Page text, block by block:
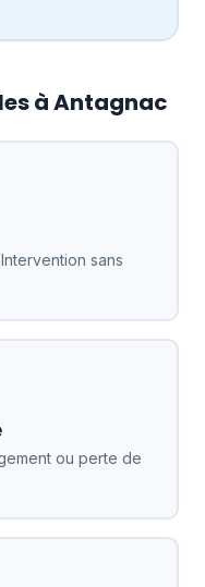
à Antagnac
sans
ou perte de